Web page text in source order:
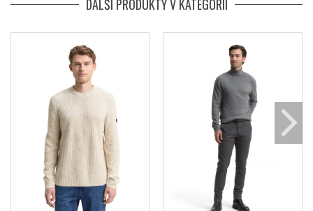
DALŠÍ PRODUKTY V KATEGORII